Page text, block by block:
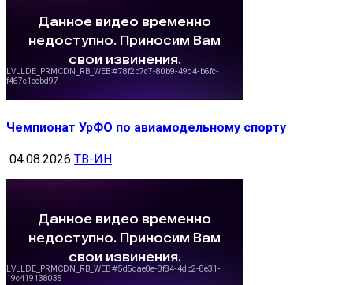
Чемпионат УрФО по авиамодельному спорту
04.08.2026 ТВ-ИН